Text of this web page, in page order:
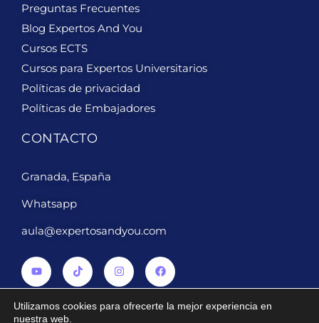
Preguntas Frecuentes
Blog Expertos And You
Cursos ECTS
Cursos para Expertos Universitarios
Políticas de privacidad
Políticas de Embajadores
CONTACTO
Granada, España
Whatsapp
aula@expertosandyou.com
Utilizamos cookies para ofrecerte la mejor experiencia en
nuestra web.